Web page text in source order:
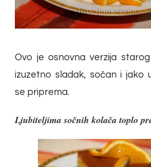
Ovo je osnovna verzija
izuzetno sladak, sočan i jako
se priprema.
Ljubiteljima sočnih kolača toplo